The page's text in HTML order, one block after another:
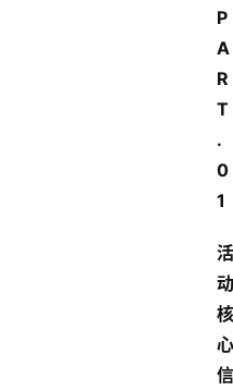
P
A
R
T
.
0
1
活
动
核
心
信